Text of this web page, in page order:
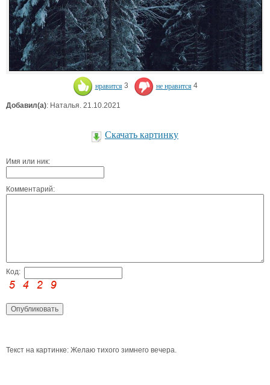
нравится 3 не нравится 4
Добавил(а): Наталья. 21.10.2021
Скачать картинку
Имя или ник:
Комментарий:
Код:
Текст на картинке: Желаю тихого зимнего вечера.